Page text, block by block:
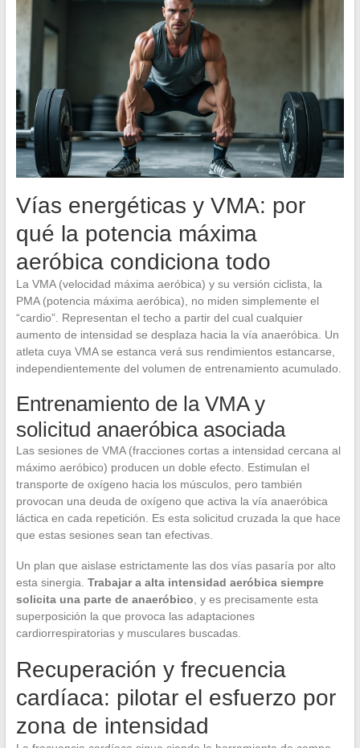
Vías energéticas y VMA: por
qué la potencia máxima
aeróbica condiciona todo
La VMA (velocidad máxima aeróbica) y su versión ciclista, la
PMA (potencia máxima aeróbica), no miden simplemente el
“cardio”. Representan el techo a partir del cual cualquier
aumento de intensidad se desplaza hacia la vía anaeróbica. Un
atleta cuya VMA se estanca verá sus rendimientos estancarse,
independientemente del volumen de entrenamiento acumulado.
Entrenamiento de la VMA y
solicitud anaeróbica asociada
Las sesiones de VMA (fracciones cortas a intensidad cercana al
máximo aeróbico) producen un doble efecto. Estimulan el
transporte de oxígeno hacia los músculos, pero también
provocan una deuda de oxígeno que activa la vía anaeróbica
láctica en cada repetición. Es esta solicitud cruzada la que hace
que estas sesiones sean tan efectivas.
Un plan que aislase estrictamente las dos vías pasaría por alto
esta sinergia. Trabajar a alta intensidad aeróbica siempre
solicita una parte de anaeróbico , y es precisamente esta
superposición la que provoca las adaptaciones
cardiorrespiratorias y musculares buscadas.
Recuperación y frecuencia
cardíaca: pilotar el esfuerzo por
zona de intensidad